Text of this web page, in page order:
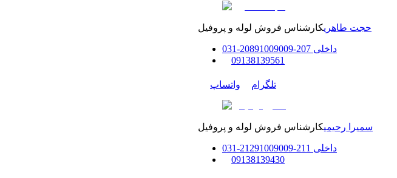
حجت طاهریکارشناس فروش لوله و پروفیل
داخلی 207-208
91009009
-
031
09138139561
تلگرام واتساپ
سمیرا رحیمیکارشناس فروش لوله و پروفیل
داخلی 211-212
91009009
-
031
09138139430